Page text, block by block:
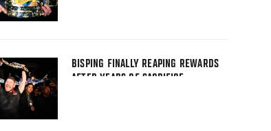
BISPING FINALLY REAPING REWARDS
AFTER YEARS OF SACRIFICE